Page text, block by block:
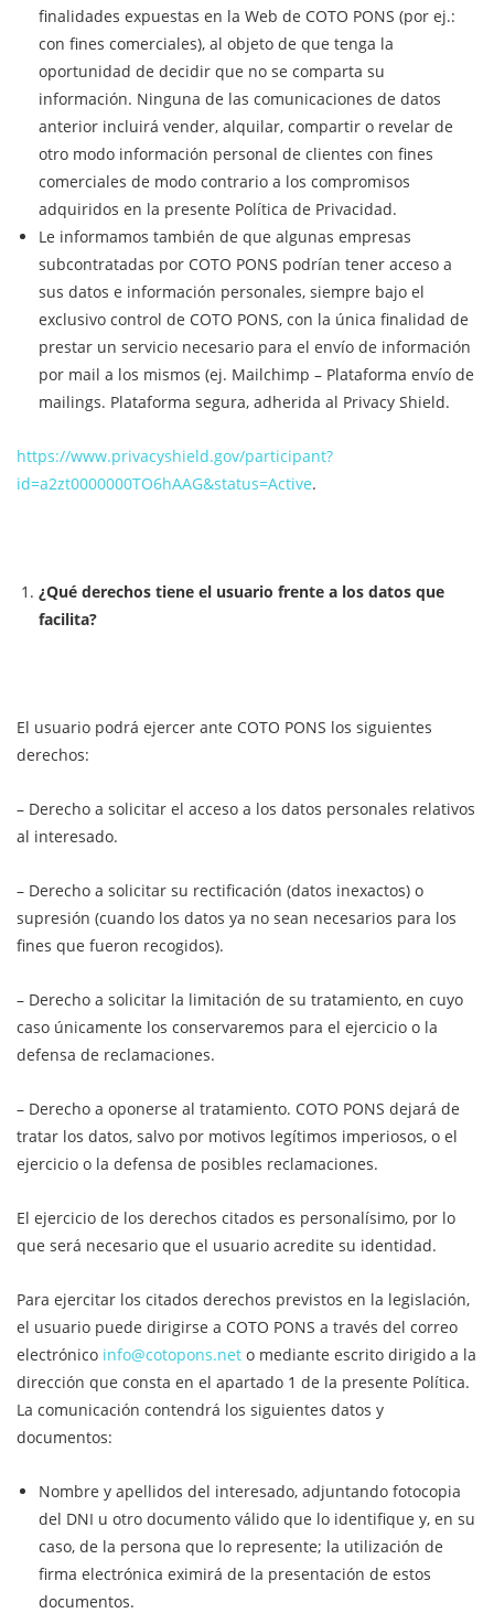
finalidades expuestas en la Web de COTO PONS (por ej.:
con fines comerciales), al objeto de que tenga la
oportunidad de decidir que no se comparta su
información. Ninguna de las comunicaciones de datos
anterior incluirá vender, alquilar, compartir o revelar de
otro modo información personal de clientes con fines
comerciales de modo contrario a los compromisos
adquiridos en la presente Política de Privacidad.
Le informamos también de que algunas empresas
subcontratadas por COTO PONS podrían tener acceso a
sus datos e información personales, siempre bajo el
exclusivo control de COTO PONS, con la única finalidad de
prestar un servicio necesario para el envío de información
por mail a los mismos (ej. Mailchimp – Plataforma envío de
mailings. Plataforma segura, adherida al Privacy Shield.
https://www.privacyshield.gov/participant?
id=a2zt0000000TO6hAAG&status=Active.
¿Qué derechos tiene el usuario frente a los datos que
facilita?
El usuario podrá ejercer ante COTO PONS los siguientes
derechos:
– Derecho a solicitar el acceso a los datos personales relativos
al interesado.
– Derecho a solicitar su rectificación (datos inexactos) o
supresión (cuando los datos ya no sean necesarios para los
fines que fueron recogidos).
– Derecho a solicitar la limitación de su tratamiento, en cuyo
caso únicamente los conservaremos para el ejercicio o la
defensa de reclamaciones.
– Derecho a oponerse al tratamiento. COTO PONS dejará de
tratar los datos, salvo por motivos legítimos imperiosos, o el
ejercicio o la defensa de posibles reclamaciones.
El ejercicio de los derechos citados es personalísimo, por lo
que será necesario que el usuario acredite su identidad.
Para ejercitar los citados derechos previstos en la legislación,
el usuario puede dirigirse a COTO PONS a través del correo
electrónico info@cotopons.net o mediante escrito dirigido a la
dirección que consta en el apartado 1 de la presente Política.
La comunicación contendrá los siguientes datos y
documentos:
Nombre y apellidos del interesado, adjuntando fotocopia
del DNI u otro documento válido que lo identifique y, en su
caso, de la persona que lo represente; la utilización de
firma electrónica eximirá de la presentación de estos
documentos.